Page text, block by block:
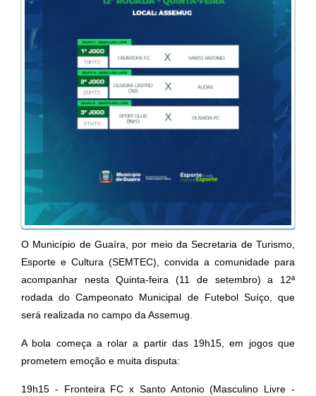
O Município de Guaíra, por meio da Secretaria de Turismo,
Esporte e Cultura (SEMTEC), convida a comunidade para
acompanhar nesta Quinta-feira (11 de setembro) a 12ª
rodada do Campeonato Municipal de Futebol Suíço, que
será realizada no campo da Assemug.
A bola começa a rolar a partir das 19h15, em jogos que
prometem emoção e muita disputa:
19h15 - Fronteira FC x Santo Antonio (Masculino Livre -